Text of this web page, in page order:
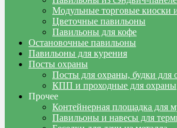
Модульные торговые киоски
Цветочные павильоны
Павильоны для кофе
Остановочные павильоны
Павильоны для курения
Посты охраны
Посты для охраны, будки для
КПП и проходные для охраны
Прочее
Контейнерная площадка для
Павильоны и навесы для